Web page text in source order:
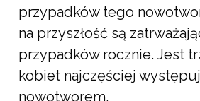
Revita17 marca, 2021
przypadków tego
na przyszłość są
przypadków rocznie. Jest
kobiet najczęściej
nowotworem.